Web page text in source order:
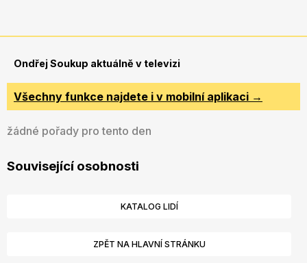
Ondřej Soukup aktuálně v televizi
Všechny funkce najdete i v mobilní aplikaci →
žádné pořady pro tento den
Související osobnosti
KATALOG LIDÍ
ZPĚT NA HLAVNÍ STRÁNKU